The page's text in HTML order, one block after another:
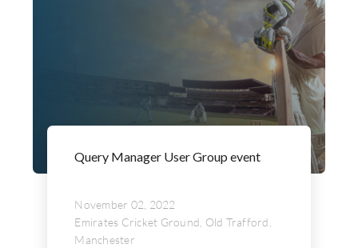
Query Manager User Group event
November 02, 2022
Emirates Cricket Ground, Old Trafford,
Manchester